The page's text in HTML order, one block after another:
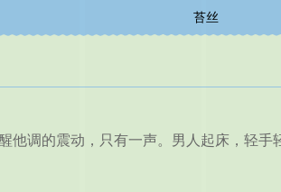
苔丝
调的震动，只有一声。男人起床，轻手